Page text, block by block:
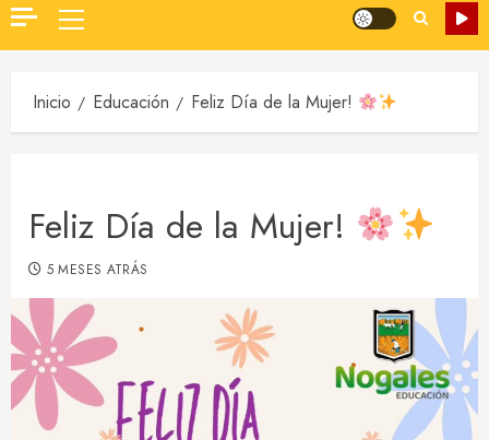
Menú
principal
Inicio Educación Feliz Día de la Mujer!
Feliz Día de la Mujer!
5 MESES ATRÁS